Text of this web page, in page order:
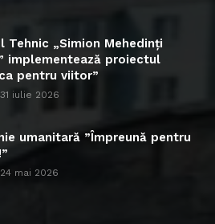
Tehnic „Simion Mehedinți
implementează proiectul
pentru viitor”
31 iulie 2026
umanitară ”Împreună pentru
24 mai 2026